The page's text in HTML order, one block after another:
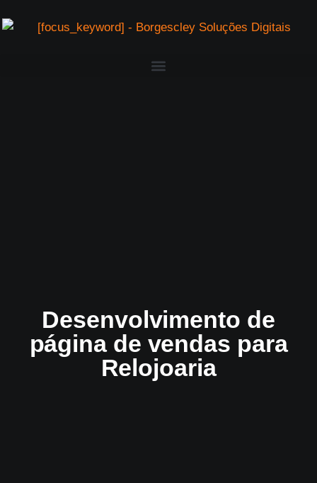
Desenvolvimento de
página de vendas para
Relojoaria